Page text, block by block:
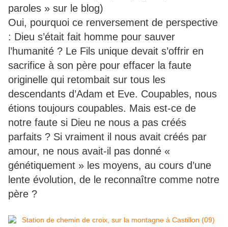
paroles » sur le blog)
Oui, pourquoi ce renversement de perspective
: Dieu s’était fait homme pour sauver
l’humanité ? Le Fils unique devait s’offrir en
sacrifice à son père pour effacer la faute
originelle qui retombait sur tous les
descendants d’Adam et Eve. Coupables, nous
étions toujours coupables. Mais est-ce de
notre faute si Dieu ne nous a pas créés
parfaits ? Si vraiment il nous avait créés par
amour, ne nous avait-il pas donné «
génétiquement » les moyens, au cours d’une
lente évolution, de le reconnaître comme notre
père ?